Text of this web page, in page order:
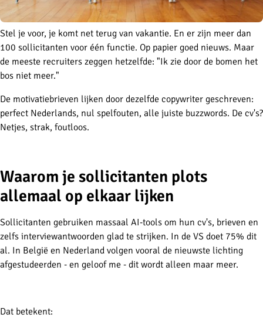
Stel je voor, je komt net terug van vakantie. En er zijn meer dan
100 sollicitanten voor één functie. Op papier goed nieuws. Maar
de meeste recruiters zeggen hetzelfde: "Ik zie door de bomen het
bos niet meer."
De motivatiebrieven lijken door dezelfde copywriter geschreven:
perfect Nederlands, nul spelfouten, alle juiste buzzwords. De cv's?
Netjes, strak, foutloos.
Waarom je sollicitanten plots
allemaal op elkaar lijken
Sollicitanten gebruiken massaal AI-tools om hun cv's, brieven en
zelfs interviewantwoorden glad te strijken. In de VS doet 75% dit
al. In België en Nederland volgen vooral de nieuwste lichting
afgestudeerden - en geloof me - dit wordt alleen maar meer.
Dat betekent: